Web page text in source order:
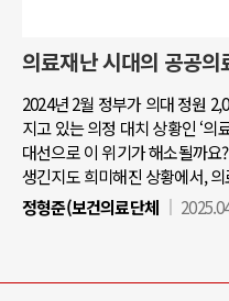
의료재난 시대의 공공의
2024년 2월 정부가 의대 정원
지고 있는 의정 대치 상황인 ‘
대선으로 이 위기가 해소될까
생긴지도 희미해진 상황에서,
정형준(보건의료단체